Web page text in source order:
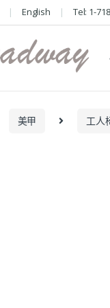
English Tel: 1-
美甲 工人